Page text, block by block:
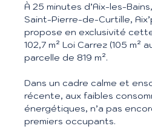
À 25 minutes d’Aix-les-
Saint-Pierre-de-Curtille,
propose en exclusivité
102,7 m² Loi Carrez (105 m²
parcelle de 819 m².
Dans un cadre calme et
récente, aux faibles
énergétiques, n’a pas
premiers occupants.